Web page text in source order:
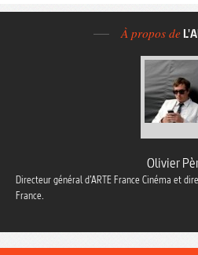
À propos de
Olivier
Directeur général d’ARTE France Cinéma et
France.